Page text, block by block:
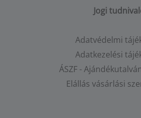
Jogi
Adatvédelmi
Adatkezelési
ÁSZF -
Elállás vásárlási